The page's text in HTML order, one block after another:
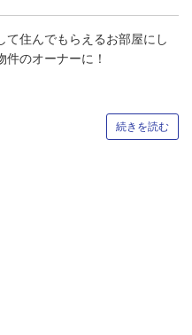
て住んでもらえるお部屋にし
件のオーナーに！
続きを読む